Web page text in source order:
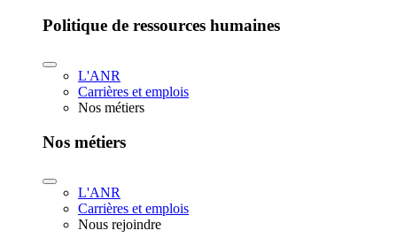
Politique de ressources humaines
L'ANR
Carrières et emplois
Nos métiers
Nos métiers
L'ANR
Carrières et emplois
Nous rejoindre